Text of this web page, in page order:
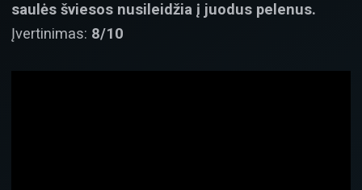
saulės šviesos nusileidžia į juodus pelenus.
Įvertinimas: 8/10